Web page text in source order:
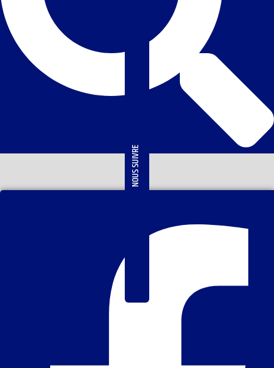
NOUS SUIVRE